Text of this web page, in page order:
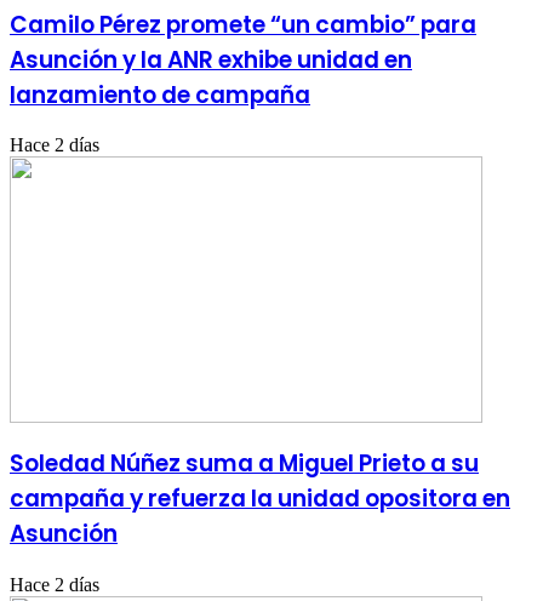
Camilo Pérez promete “un cambio” para
Asunción y la ANR exhibe unidad en
lanzamiento de campaña
Hace 2 días
Soledad Núñez suma a Miguel Prieto a su
campaña y refuerza la unidad opositora en
Asunción
Hace 2 días